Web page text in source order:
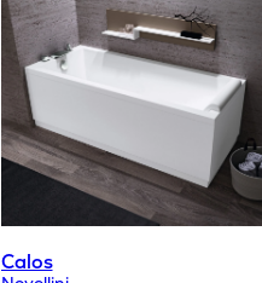
Calos